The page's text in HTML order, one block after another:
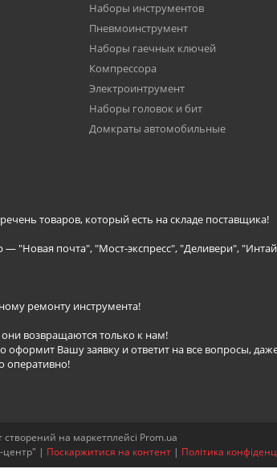
Наборы инструментов
Пневмоинструмент
Наборы гаечных ключей
Компрессора
Электроинтрумент
Наборы головок и бит
Домкраты автомобильные
товаров, который есть на складе поставщика!
― "Новая почта", "Мост-экспресс", "Деливери",
ремонту инструмента!
возвращаются только к нам!
Вашу заявку и ответит на все вопросы,
оперативно!
створений на маркетплейсі Prom.ua
Интернет-магазин "Инструмент-центр" | Поскаржитися на контент | Політика